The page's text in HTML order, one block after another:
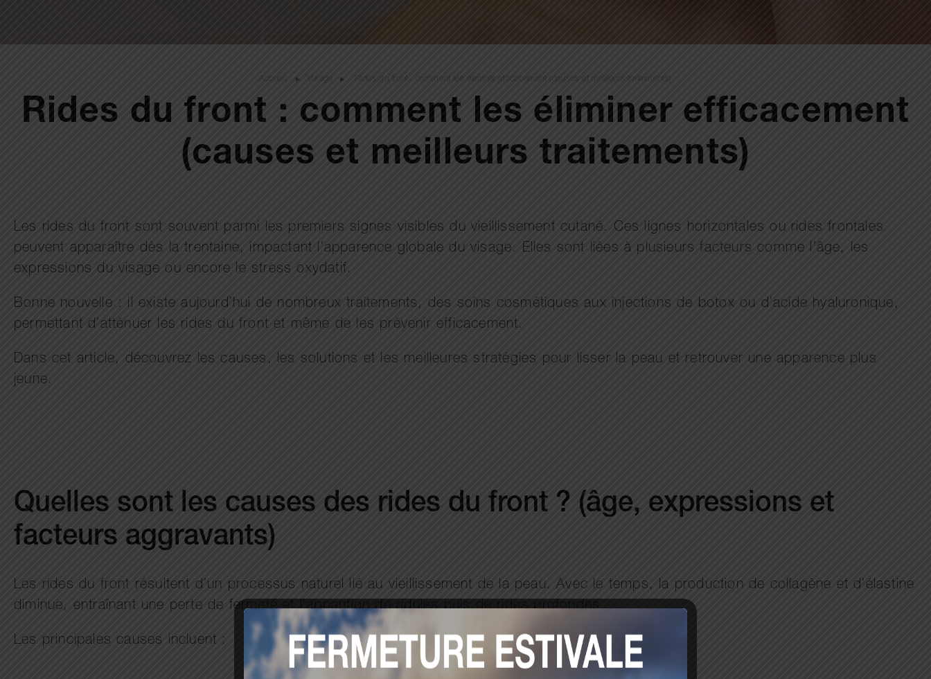
Accueil Visage Rides du front : comment les éliminer efficacement (causes et meilleurs traitements)
Rides du front : comment les éliminer efficacement
(causes et meilleurs traitements)
Les rides du front sont souvent parmi les premiers signes visibles du vieillissement cutané. Ces lignes horizontales ou rides frontales
peuvent apparaître dès la trentaine, impactant l’apparence globale du visage. Elles sont liées à plusieurs facteurs comme l’âge, les
expressions du visage ou encore le stress oxydatif.
Bonne nouvelle : il existe aujourd’hui de nombreux traitements, des soins cosmétiques aux injections de botox ou d’acide hyaluronique,
permettant d’atténuer les rides du front et même de les prévenir efficacement.
Dans cet article, découvrez les causes, les solutions et les meilleures stratégies pour lisser la peau et retrouver une apparence plus
jeune.
Quelles sont les causes des rides du front ? (âge, expressions et
facteurs aggravants)
Les rides du front résultent d’un processus naturel lié au vieillissement de la peau. Avec le temps, la production de collagène et d’élastine
diminue, entraînant une perte de fermeté et l’apparition de ridules puis de rides profondes.
Les principales causes incluent :